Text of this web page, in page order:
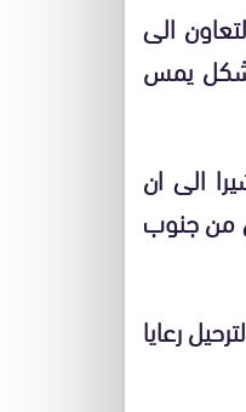
الى
يمس
الى ان
وأوقفت نحو 6 آلاف افريقي من جنوب
رعايا